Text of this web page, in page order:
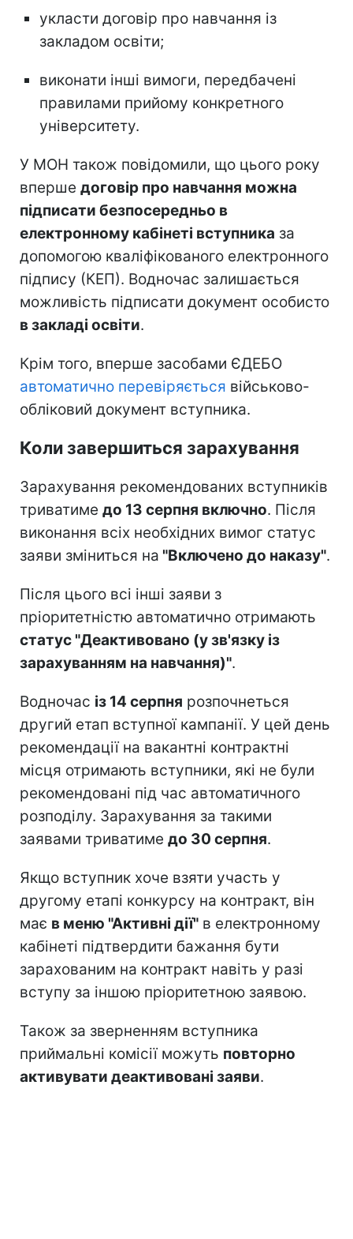
укласти договір про навчання із
закладом освіти;
виконати інші вимоги, передбачені
правилами прийому конкретного
університету.
У МОН також повідомили, що цього року
вперше договір про навчання можна
підписати безпосередньо в
електронному кабінеті вступника за
допомогою кваліфікованого електронного
підпису (КЕП). Водночас залишається
можливість підписати документ особисто
в закладі освіти.
Крім того, вперше засобами ЄДЕБО
автоматично перевіряється військово-
обліковий документ вступника.
Коли завершиться зарахування
Зарахування рекомендованих вступників
триватиме до 13 серпня включно. Після
виконання всіх необхідних вимог статус
заяви зміниться на "Включено до наказу".
Після цього всі інші заяви з
пріоритетністю автоматично отримають
статус "Деактивовано (у зв'язку із
зарахуванням на навчання)".
Водночас із 14 серпня розпочнеться
другий етап вступної кампанії. У цей день
рекомендації на вакантні контрактні
місця отримають вступники, які не були
рекомендовані під час автоматичного
розподілу. Зарахування за такими
заявами триватиме до 30 серпня.
Якщо вступник хоче взяти участь у
другому етапі конкурсу на контракт, він
має в меню "Активні дії" в електронному
кабінеті підтвердити бажання бути
зарахованим на контракт навіть у разі
вступу за іншою пріоритетною заявою.
Також за зверненням вступника
приймальні комісії можуть повторно
активувати деактивовані заяви.